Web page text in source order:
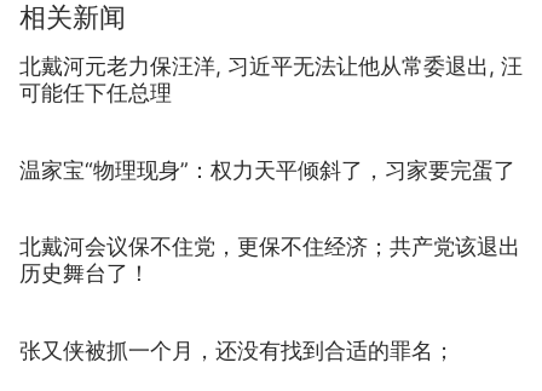
相关新闻
北戴河元老力保汪洋, 习近平无法让他从常委退出, 汪
可能任下任总理
温家宝“物理现身”：权力天平倾斜了，习家要完蛋了
北戴河会议保不住党，更保不住经济；共产党该退出
历史舞台了！
张又侠被抓一个月，还没有找到合适的罪名；